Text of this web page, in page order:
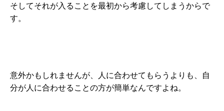
そしてそれが入ることを最初から考慮してしまうからで
す。
意外かもしれませんが、人に合わせてもらうよりも、自
分が人に合わせることの方が簡単なんですよね。